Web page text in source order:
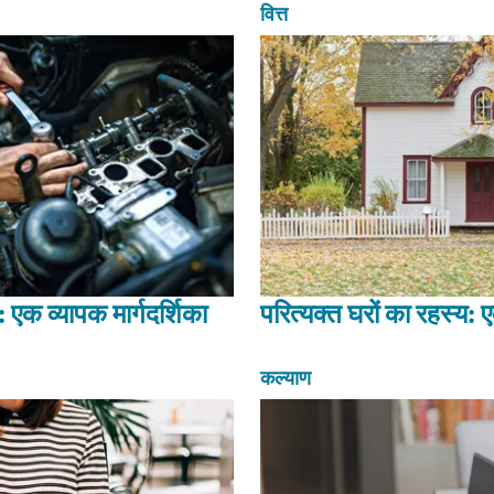
व्यापक मार्गदर्शिका
वित्त
परित्यक्त घरों का
कल्याण